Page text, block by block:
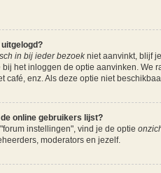
in bij ieder bezoekniet aanvinkt, blijf
het inloggen de optie aanvinken. We
café, enz. Als deze optie niet
online gebruikers lijst?
instellingen", vind je de optie
moderators en jezelf.